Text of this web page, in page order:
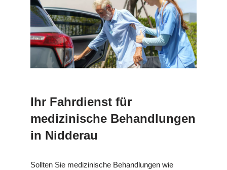
Ihr Fahrdienst für
medizinische Behandlungen
in Nidderau
Sollten Sie medizinische Behandlungen wie